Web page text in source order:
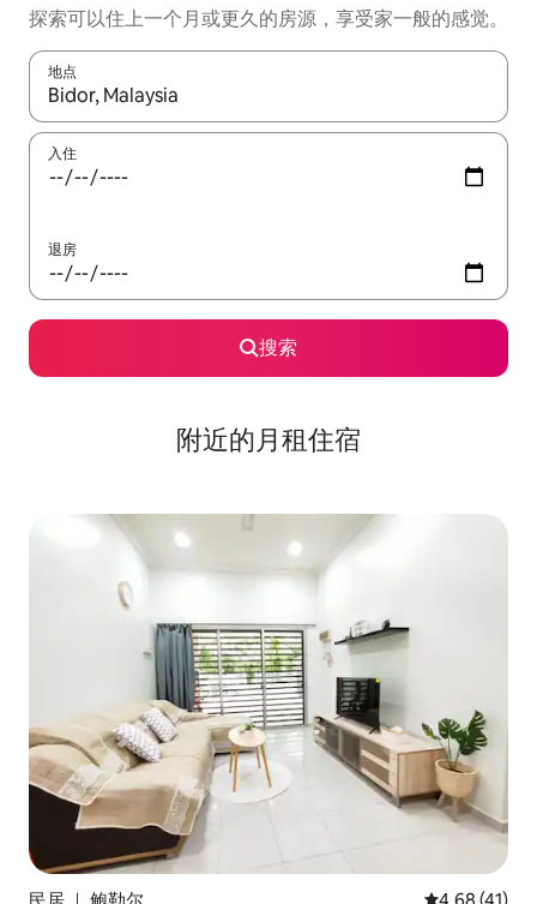
探索可以住上一个月或更久的房源，享受家一般的感觉。
地点
如有搜索结果，请使用上下方向键查看，或通过点击或滑动手势
入住
退房
搜索
附近的月租住宿
民居 ｜ 鲍勒尔 平均评分
4.68 (41)